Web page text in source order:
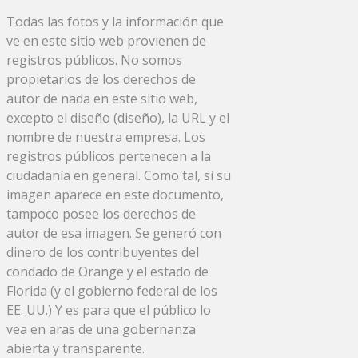
Todas las fotos y la información que
ve en este sitio web provienen de
registros públicos. No somos
propietarios de los derechos de
autor de nada en este sitio web,
excepto el diseño (diseño), la URL y el
nombre de nuestra empresa. Los
registros públicos pertenecen a la
ciudadanía en general. Como tal, si su
imagen aparece en este documento,
tampoco posee los derechos de
autor de esa imagen. Se generó con
dinero de los contribuyentes del
condado de Orange y el estado de
Florida (y el gobierno federal de los
EE. UU.) Y es para que el público lo
vea en aras de una gobernanza
abierta y transparente.